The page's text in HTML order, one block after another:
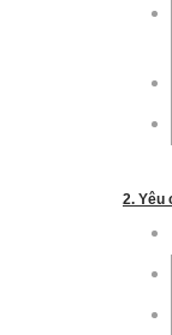
2. Yêu